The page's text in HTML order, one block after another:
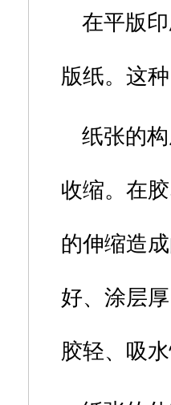
在平版
版纸。这
纸张的
收缩。在
的伸缩造
好、涂层
胶轻、吸